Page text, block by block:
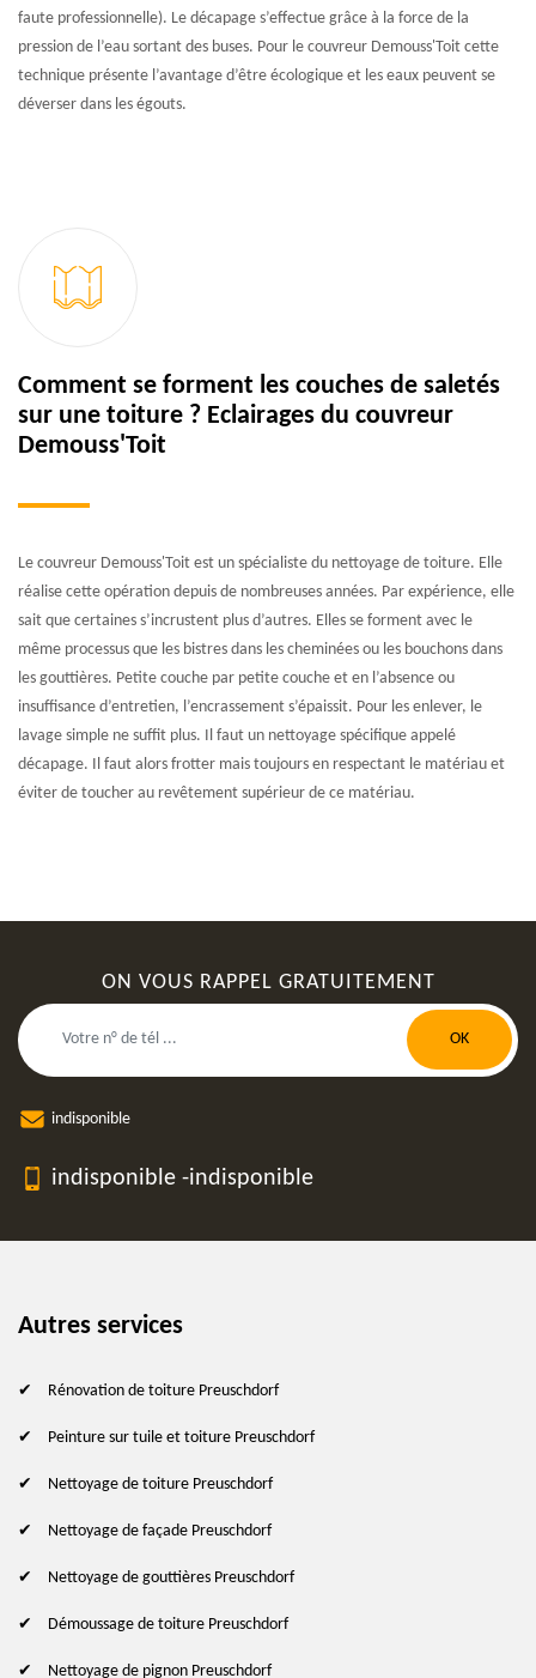
faute professionnelle). Le décapage s’effectue grâce à la force de la
pression de l’eau sortant des buses. Pour le couvreur Demouss'Toit cette
technique présente l’avantage d’être écologique et les eaux peuvent se
déverser dans les égouts.
Comment se forment les couches de saletés
sur une toiture ? Eclairages du couvreur
Demouss'Toit
Le couvreur Demouss'Toit est un spécialiste du nettoyage de toiture. Elle
réalise cette opération depuis de nombreuses années. Par expérience, elle
sait que certaines s’incrustent plus d’autres. Elles se forment avec le
même processus que les bistres dans les cheminées ou les bouchons dans
les gouttières. Petite couche par petite couche et en l’absence ou
insuffisance d’entretien, l’encrassement s’épaissit. Pour les enlever, le
lavage simple ne suffit plus. Il faut un nettoyage spécifique appelé
décapage. Il faut alors frotter mais toujours en respectant le matériau et
éviter de toucher au revêtement supérieur de ce matériau.
ON VOUS RAPPEL GRATUITEMENT
indisponible
indisponible -indisponible
Autres services
Rénovation de toiture Preuschdorf
Peinture sur tuile et toiture Preuschdorf
Nettoyage de toiture Preuschdorf
Nettoyage de façade Preuschdorf
Nettoyage de gouttières Preuschdorf
Démoussage de toiture Preuschdorf
Nettoyage de pignon Preuschdorf